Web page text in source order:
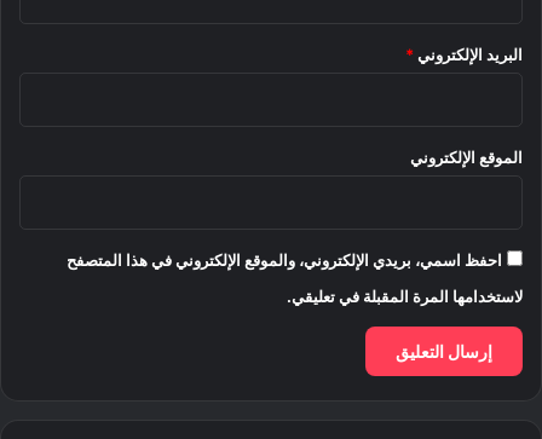
البريد الإلكتروني *
الموقع الإلكتروني
احفظ اسمي، بريدي الإلكتروني، والموقع الإلكتروني في هذا المتصفح
لاستخدامها المرة المقبلة في تعليقي.